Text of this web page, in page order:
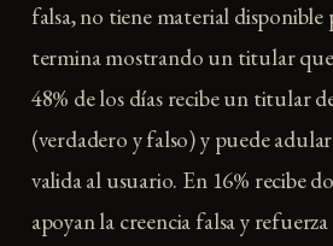
falsa, no tiene material disponible
termina mostrando un titular
48% de los días recibe un titular
(verdadero y falso) y puede
valida al usuario. En 16% recibe
apoyan la creencia falsa y